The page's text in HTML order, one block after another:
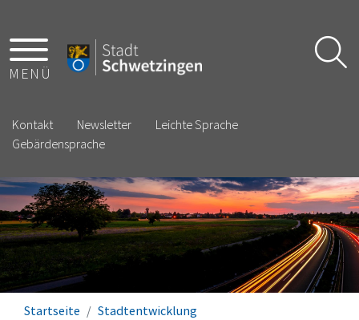
MENÜ
Kontakt Newsletter
Leichte Sprache
Gebärdensprache
Startseite
Stadtentwicklung